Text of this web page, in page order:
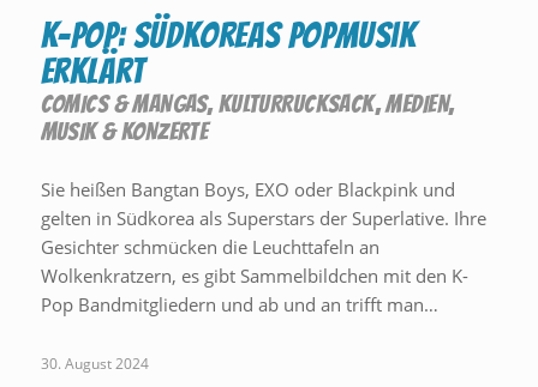
K-Pop: Südkoreas Popmusik
erklärt
COMICS & MANGAS, KULTURRUCKSACK,MEDIEN,
MUSIK & KONZERTE
Sie heißen Bangtan Boys, EXO oder Blackpink und
gelten in Südkorea als Superstars der Superlative. Ihre
Gesichter schmücken die Leuchttafeln an
Wolkenkratzern, es gibt Sammelbildchen mit den K-
Pop Bandmitgliedern und ab und an trifft man…
30. August 2024